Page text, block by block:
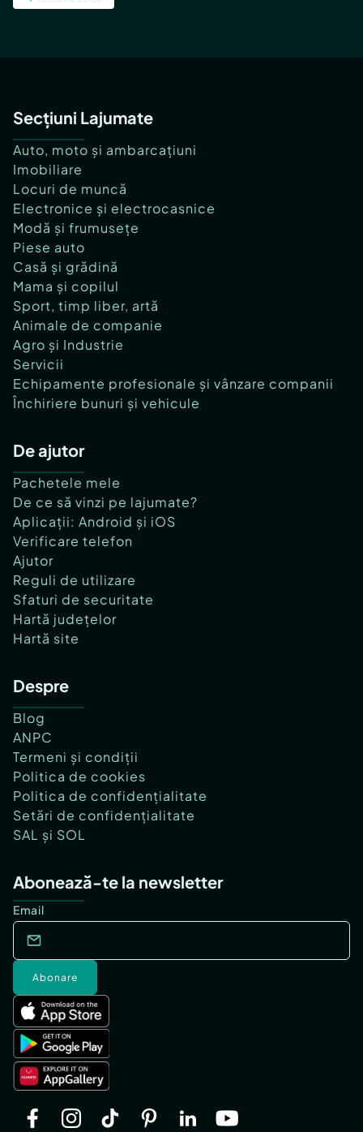
Secțiuni Lajumate
Auto, moto și ambarcațiuni
Imobiliare
Locuri de muncă
Electronice și electrocasnice
Modă și frumusețe
Piese auto
Casă și grădină
Mama și copilul
Sport, timp liber, artă
Animale de companie
Agro și Industrie
Servicii
Echipamente profesionale și vânzare companii
Închiriere bunuri și vehicule
De ajutor
Pachetele mele
De ce să vinzi pe lajumate?
Aplicații: Android și iOS
Verificare telefon
Ajutor
Reguli de utilizare
Sfaturi de securitate
Hartă județelor
Hartă site
Despre
Blog
ANPC
Termeni și condiții
Politica de cookies
Politica de confidențialitate
Setări de confidențialitate
SAL și SOL
Abonează-te la newsletter
Email
Abonare